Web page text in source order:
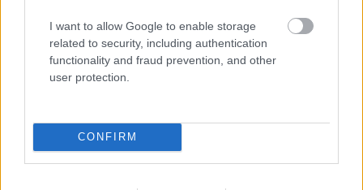
I want to allow Google to enable storage
related to security, including authentication
functionality and fraud prevention, and other
user protection.
CONFIRM